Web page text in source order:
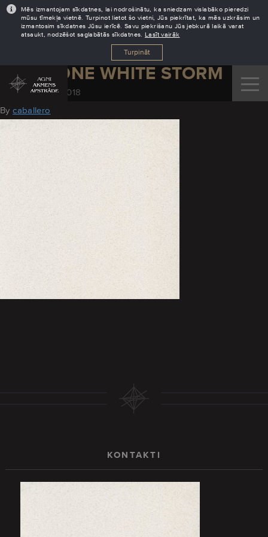
Mēs izmantojam sīkdatnes, lai nodrošinātu, ka sniedzam vislabāko pieredzi
mūsu tīmekļa vietnē. Turpinot lietot šo vietni, Jūs piekrītat, ka mēs uzkrāsim un
izmantosim sīkdatnes Jūsu ierīcē. Savu piekrišanu Jūs jebkurā laikā varat
atsaukt, nodzēšot saglabātās sīkdatnes. Lasīt vairāk
Turpināt
SILESTONE WHITE STORM
November 30, 2018
Bycaballero
KONTAKTI